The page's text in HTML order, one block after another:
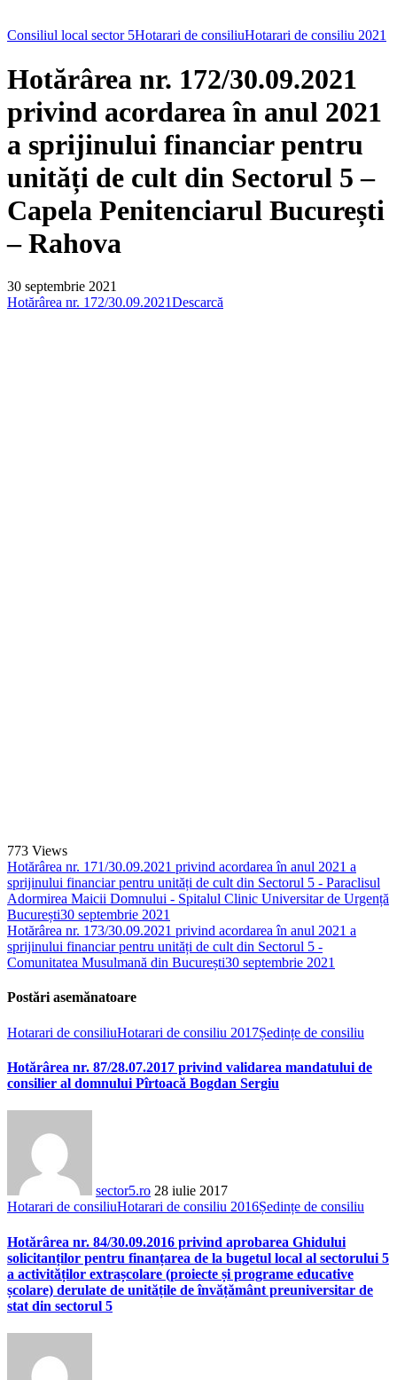
Consiliul local sector 5Hotarari de consiliuHotarari de consiliu 2021
Hotărârea nr. 172/30.09.2021
privind acordarea în anul 2021
a sprijinului financiar pentru
unități de cult din Sectorul 5 –
Capela Penitenciarul București
– Rahova
30 septembrie 2021
Hotărârea nr. 172/30.09.2021Descarcă
773 Views
Hotărârea nr. 171/30.09.2021 privind acordarea în anul 2021 a
sprijinului financiar pentru unități de cult din Sectorul 5 - Paraclisul
Adormirea Maicii Domnului - Spitalul Clinic Universitar de Urgență
București30 septembrie 2021
Hotărârea nr. 173/30.09.2021 privind acordarea în anul 2021 a
sprijinului financiar pentru unități de cult din Sectorul 5 -
Comunitatea Musulmană din București30 septembrie 2021
Postări asemănatoare
Hotarari de consiliuHotarari de consiliu 2017Ședințe de consiliu
Hotărârea nr. 87/28.07.2017 privind validarea mandatului de
consilier al domnului Pîrtoacă Bogdan Sergiu
sector5.ro 28 iulie 2017
Hotarari de consiliuHotarari de consiliu 2016Ședințe de consiliu
Hotărârea nr. 84/30.09.2016 privind aprobarea Ghidului
solicitanților pentru finanțarea de la bugetul local al sectorului 5
a activităților extrașcolare (proiecte și programe educative
școlare) derulate de unitățile de învățământ preuniversitar de
stat din sectorul 5